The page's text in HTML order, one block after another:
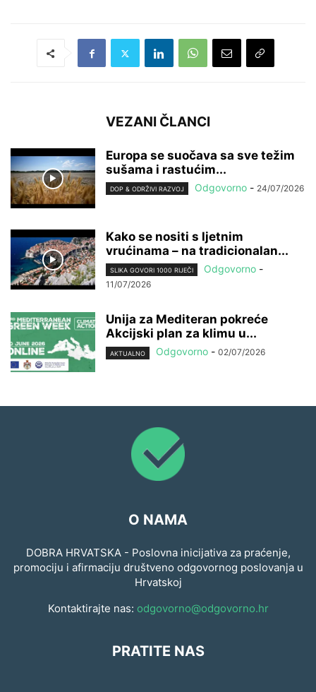
VEZANI ČLANCI
Europa se suočava sa sve težim
sušama i rastućim...
DOP & ODRŽIVI RAZVOJ Odgovorno - 24/07/2026
Kako se nositi s ljetnim
vrućinama – na tradicionalan...
SLIKA GOVORI 1000 RIJEČI Odgovorno -
11/07/2026
Unija za Mediteran pokreće
Akcijski plan za klimu u...
AKTUALNO Odgovorno - 02/07/2026
O NAMA
DOBRA HRVATSKA - Poslovna inicijativa za praćenje,
promociju i afirmaciju društveno odgovornog poslovanja u
Hrvatskoj
Kontaktirajte nas: odgovorno@odgovorno.hr
PRATITE NAS